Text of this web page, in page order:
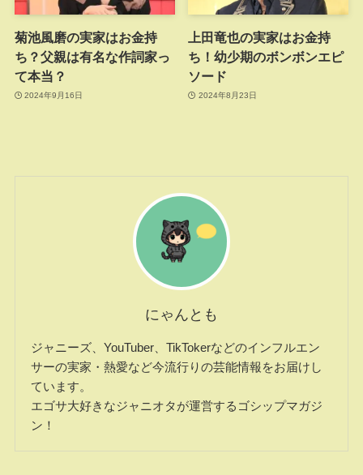
菊池風磨の実家はお金持
ち？父親は有名な作詞家っ
て本当？
2024年9月16日
上田竜也の実家はお金持
ち！幼少期のボンボンエピ
ソード
2024年8月23日
にゃんとも
ジャニーズ、YouTuber、TikTokerなどのインフルエン
サーの実家・熱愛など今流行りの芸能情報をお届けし
ています。
エゴサ大好きなジャニオタが運営するゴシップマガジ
ン！